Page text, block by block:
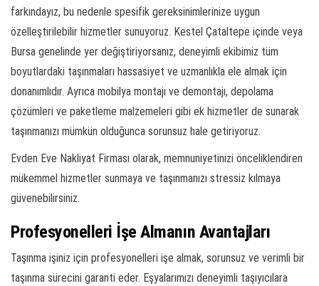
farkındayız, bu nedenle spesifik gereksinimlerinize uygun
özelleştirilebilir hizmetler sunuyoruz. Kestel Çataltepe içinde veya
Bursa genelinde yer değiştiriyorsanız, deneyimli ekibimiz tüm
boyutlardaki taşınmaları hassasiyet ve uzmanlıkla ele almak için
donanımlıdır. Ayrıca mobilya montajı ve demontajı, depolama
çözümleri ve paketleme malzemeleri gibi ek hizmetler de sunarak
taşınmanızı mümkün olduğunca sorunsuz hale getiriyoruz.
Evden Eve Nakliyat Firması olarak, memnuniyetinizi önceliklendiren
mükemmel hizmetler sunmaya ve taşınmanızı stressiz kılmaya
güvenebilirsiniz.
Profesyonelleri İşe Almanın Avantajları
Taşınma işiniz için profesyonelleri işe almak, sorunsuz ve verimli bir
taşınma sürecini garanti eder. Eşyalarımızı deneyimli taşıyıcılara